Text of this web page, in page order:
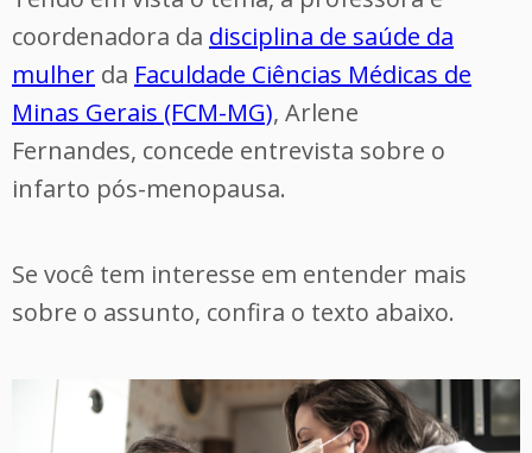
coordenadora da disciplina de saúde da
mulher da Faculdade Ciências Médicas de
Minas Gerais (FCM-MG), Arlene
Fernandes, concede entrevista sobre o
infarto pós-menopausa.
Se você tem interesse em entender mais
sobre o assunto, confira o texto abaixo.